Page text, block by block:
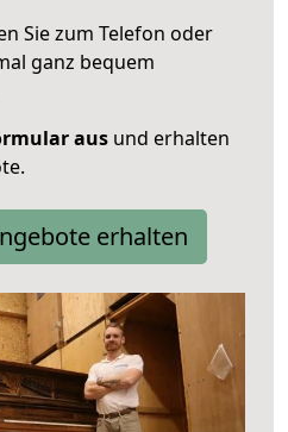
Sie zum Telefon oder
ganz bequem
aus und erhalten
erhalten